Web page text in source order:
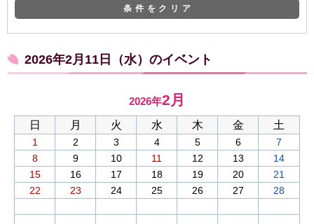
条件をクリア
2026年2月11日（水）のイベント
2026年2月
日 月 火 水 木 金 土
1 2 3 4 5 6
7
8
9 10 11 12 13
14
15
16 17 18 19 20
21
22
23 24 25 26 27 28